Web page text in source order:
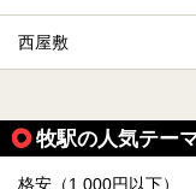
西屋敷
牧駅の人気テー
格安（1,000円以下）